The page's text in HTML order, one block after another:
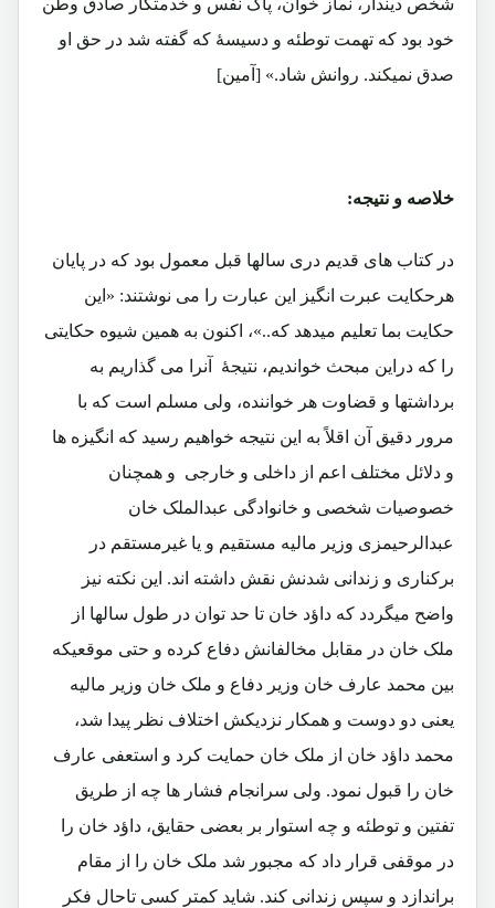
شخص دیندار، نماز خوان، پاک نفس و خدمتگار صادق وطن
خود بود که تهمت توطئه و دسیسۀ که گفته شد در حق او
صدق نمیکند. روانش شاد.» [آمین]
خلاصه و نتیجه:
در کتاب های قدیم دری سالها قبل معمول بود که در پایان
هرحکایت عبرت انگیز این عبارت را می نوشتند: «این
حکایت بما تعلیم میدهد که..»، اکنون به همین شیوه حکایتی
را که دراین مبحث خواندیم، نتیجۀ آنرا می گذاریم به
برداشتها و قضاوت هر خواننده، ولی مسلم است که با
مرور دقیق آن اقلاً به این نتیجه خواهیم رسید که انگیزه ها
و دلائل مختلف اعم از داخلی و خارجی و همچنان
خصوصیات شخصی و خانوادگی عبدالملک خان
عبدالرحیمزی وزیر مالیه مستقیم و یا غیرمستقم در
برکناری و زندانی شدنش نقش داشته اند. این نکته نیز
واضح میگردد که داؤد خان تا حد توان در طول سالها از
ملک خان در مقابل مخالفانش دفاع کرده و حتی موقعیکه
بین محمد عارف خان وزیر دفاع و ملک خان وزیر مالیه
یعنی دو دوست و همکار نزدیکش اختلاف نظر پیدا شد،
محمد داؤد خان از ملک خان حمایت کرد و استعفی عارف
خان را قبول نمود. ولی سرانجام فشار ها چه از طریق
تفتین و توطئه و چه استوار بر بعضی حقایق، داؤد خان را
در موقفی قرار داد که مجبور شد ملک خان را از مقام
براندازد و سپس زندانی کند. شاید کمتر کسی تاحال فکر